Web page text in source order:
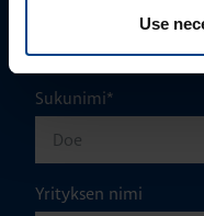
Use
Sukunimi*
Yrityksen nimi